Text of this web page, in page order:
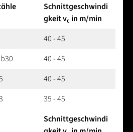
Schnittgeschwindi
gkeit vc in m/min
40 - 45
40 - 45
40 - 45
35 - 45
Schnittgeschwindi